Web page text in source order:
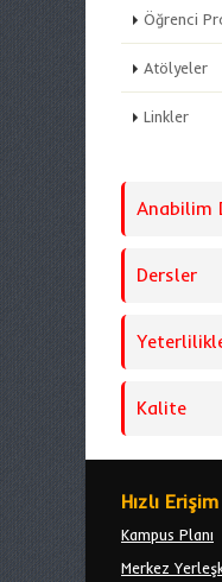
Öğrenci
Atölyeler
Linkler
Anabilim
Dersler
Kalite
Hızlı Erişim
Kampus Planı
Merkez